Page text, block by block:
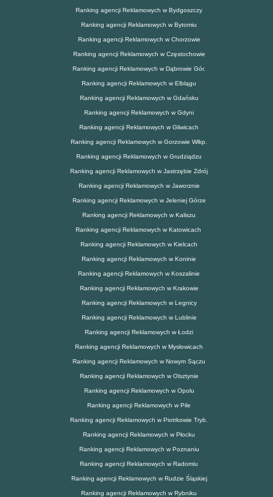
Ranking agencji Reklamowych w Bydgoszczy
Ranking agencji Reklamowych w Bytomiu
Ranking agencji Reklamowych w Chorzowie
Ranking agencji Reklamowych w Częstochowie
Ranking agencji Reklamowych w Dąbrowie Gór.
Ranking agencji Reklamowych w Elblągu
Ranking agencji Reklamowych w Gdańsku
Ranking agencji Reklamowych w Gdyni
Ranking agencji Reklamowych w Gliwicach
Ranking agencji Reklamowych w Gorzowie Wlkp.
Ranking agencji Reklamowych w Grudziądzu
Ranking agencji Reklamowych w Jastrzębie Zdrój
Ranking agencji Reklamowych w Jaworznie
Ranking agencji Reklamowych w Jeleniej Górze
Ranking agencji Reklamowych w Kaliszu
Ranking agencji Reklamowych w Katowicach
Ranking agencji Reklamowych w Kielcach
Ranking agencji Reklamowych w Koninie
Ranking agencji Reklamowych w Koszalinie
Ranking agencji Reklamowych w Krakowie
Ranking agencji Reklamowych w Legnicy
Ranking agencji Reklamowych w Lublinie
Ranking agencji Reklamowych w Łodzi
Ranking agencji Reklamowych w Mysłowicach
Ranking agencji Reklamowych w Nowym Sączu
Ranking agencji Reklamowych w Olsztynie
Ranking agencji Reklamowych w Opolu
Ranking agencji Reklamowych w Pile
Ranking agencji Reklamowych w Piotrkowie Tryb.
Ranking agencji Reklamowych w Płocku
Ranking agencji Reklamowych w Poznaniu
Ranking agencji Reklamowych w Radomiu
Ranking agencji Reklamowych w Rudzie Śląskiej
Ranking agencji Reklamowych w Rybniku